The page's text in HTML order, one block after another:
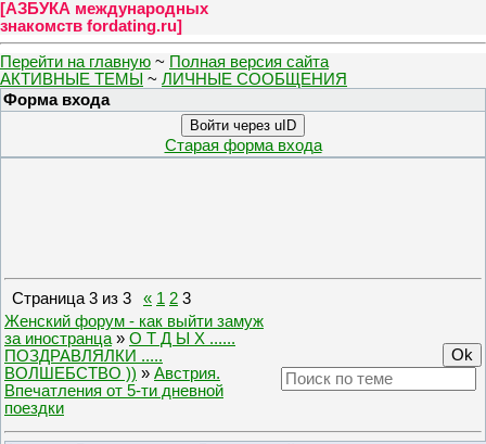
[АЗБУКА международных
знакомств fordating.ru]
Перейти на главную ~ Полная версия сайта
АКТИВНЫЕ ТЕМЫ ~ ЛИЧНЫЕ СООБЩЕНИЯ
Форма входа
Войти через uID
Старая форма входа
Страница3 из 3 « 1 2 3
Женский форум - как выйти замуж
за иностранца » О Т Д Ы Х ......
ПОЗДРАВЛЯЛКИ .....
ВОЛШЕБСТВО )) » Австрия.
Впечатления от 5-ти дневной
поездки